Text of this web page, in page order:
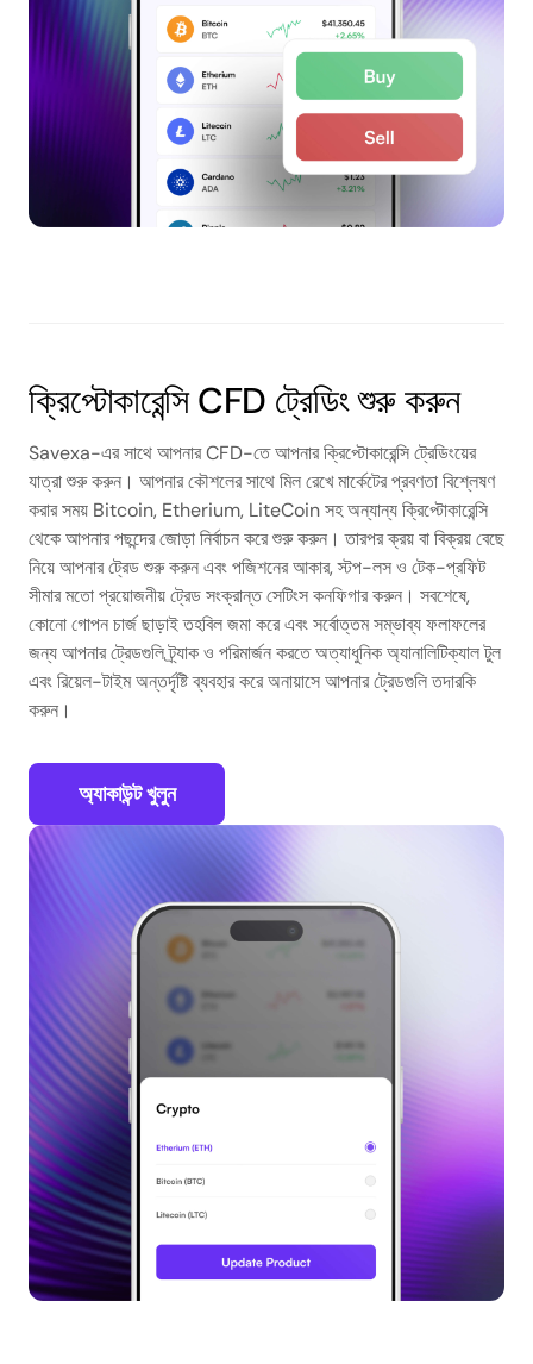
ক্রিপ্টোকারেন্সি CFD ট্রেডিং শুরু করুন
Savexa-এর সাথে আপনার CFD-তে আপনার ক্রিপ্টোকারেন্সি ট্রেডিংয়ের
যাত্রা শুরু করুন। আপনার কৌশলের সাথে মিল রেখে মার্কেটের প্রবণতা বিশ্লেষণ
করার সময় Bitcoin, Etherium, LiteCoin সহ অন্যান্য ক্রিপ্টোকারেন্সি
থেকে আপনার পছন্দের জোড়া নির্বাচন করে শুরু করুন। তারপর ক্রয় বা বিক্রয় বেছে
নিয়ে আপনার ট্রেড শুরু করুন এবং পজিশনের আকার, স্টপ-লস ও টেক-প্রফিট
সীমার মতো প্রয়োজনীয় ট্রেড সংক্রান্ত সেটিংস কনফিগার করুন। সবশেষে,
কোনো গোপন চার্জ ছাড়াই তহবিল জমা করে এবং সর্বোত্তম সম্ভাব্য ফলাফলের
জন্য আপনার ট্রেডগুলি ট্র্যাক ও পরিমার্জন করতে অত্যাধুনিক অ্যানালিটিক্যাল টুল
এবং রিয়েল-টাইম অন্তর্দৃষ্টি ব্যবহার করে অনায়াসে আপনার ট্রেডগুলি তদারকি
করুন।
অ্যাকাউন্ট খুলুন